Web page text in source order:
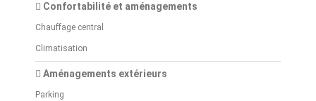
Confortabilité et aménagements
Chauffage central
Climatisation
Aménagements extérieurs
Parking